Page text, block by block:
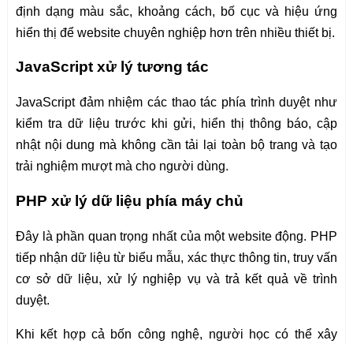
định dạng màu sắc, khoảng cách, bố cục và hiệu ứng
hiển thị để website chuyên nghiệp hơn trên nhiều thiết bị.
JavaScript xử lý tương tác
JavaScript đảm nhiệm các thao tác phía trình duyệt như
kiểm tra dữ liệu trước khi gửi, hiển thị thông báo, cập
nhật nội dung mà không cần tải lại toàn bộ trang và tạo
trải nghiệm mượt mà cho người dùng.
PHP xử lý dữ liệu phía máy chủ
Đây là phần quan trọng nhất của một website động. PHP
tiếp nhận dữ liệu từ biểu mẫu, xác thực thông tin, truy vấn
cơ sở dữ liệu, xử lý nghiệp vụ và trả kết quả về trình
duyệt.
Khi kết hợp cả bốn công nghệ, người học có thể xây